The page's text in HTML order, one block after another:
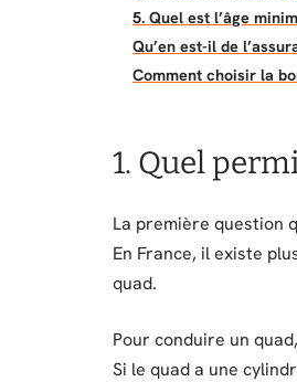
5. Quel est l’âge
Qu’en est-il de
Comment choisir la
1. Quel
La première question
En France, il existe
quad.
Pour conduire un
Si le quad a une